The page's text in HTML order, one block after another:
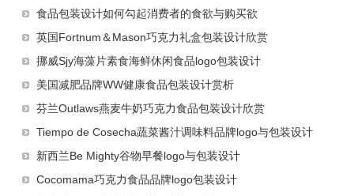
食品包装设计如何勾起消费者的食欲与购买欲
英国Fortnum＆Mason巧克力礼盒包装设计欣赏
挪威Sjy海藻片素食海鲜休闲食品logo包装设计
美国减肥品牌WW健康食品包装设计赏析
芬兰Outlaws燕麦牛奶巧克力食品包装设计欣赏
Tiempo de Cosecha蔬菜酱汁调味料品牌logo与包装设计
新西兰Be Mighty谷物早餐logo与包装设计
Cocomama巧克力食品品牌logo包装设计